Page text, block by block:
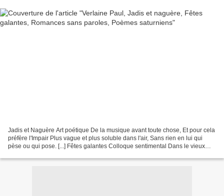
Jadis et Naguère Art poétique De la musique avant toute chose, Et pour cela
préfère l'Impair Plus vague et plus soluble dans l'air, Sans rien en lui qui
pèse ou qui pose. [...] Fêtes galantes Colloque sentimental Dans le vieux